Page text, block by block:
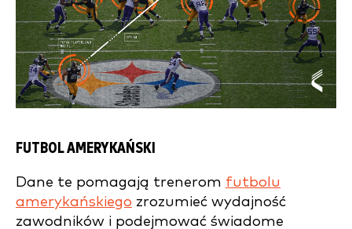
FUTBOL AMERYKAŃSKI
Dane te pomagają trenerom futbolu
amerykańskiego zrozumieć wydajność
zawodników i podejmować świadome